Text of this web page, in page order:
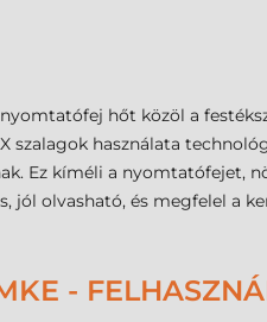
hőt közöl a
szalagok használata
Ez kíméli a nyomtatófejet,
jól olvasható, és megfelel a
-